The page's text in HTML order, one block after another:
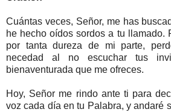
Cuántas veces, Señor, me has
he hecho oídos sordos a tu llamado.
por tanta dureza de mi parte,
necedad al no escuchar tus
bienaventurada que me ofreces.
Hoy, Señor me rindo ante ti para
voz cada día en tu Palabra, y andaré